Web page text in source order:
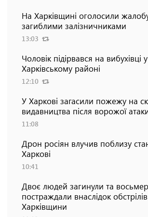
На Харківщині оголосили
загиблими залізничниками
13:03
Чоловік підірвався на вибухівці у
Харківському районі
12:10
У Харкові загасили пожежу на
видавництва після ворожої
11:08
Дрон росіян влучив поблизу
Харкові
10:41
Двоє людей загинули та
постраждали внаслідок обстрілів
Харківщини